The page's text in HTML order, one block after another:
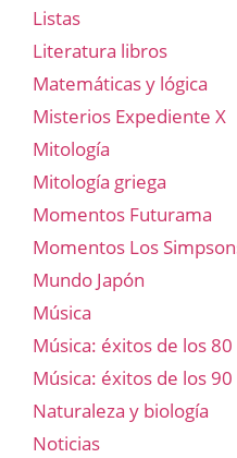
Listas
Literatura libros
Matemáticas y lógica
Misterios Expediente X
Mitología
Mitología griega
Momentos Futurama
Momentos Los
Mundo Japón
Música
Música: éxitos de los 80
Música: éxitos de los 90
Naturaleza y biología
Noticias